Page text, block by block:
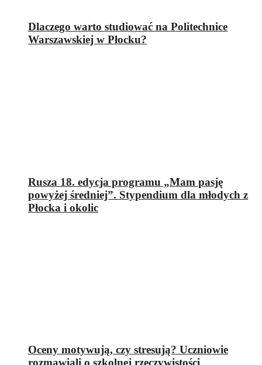
Dlaczego warto studiować na Politechnice
Warszawskiej w Płocku?
Rusza 18. edycja programu „Mam pasję
powyżej średniej”. Stypendium dla młodych z
Płocka i okolic
Oceny motywują, czy stresują? Uczniowie
rozmawiali o szkolnej rzeczywistości